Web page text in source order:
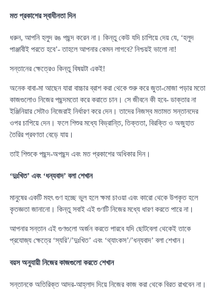
মত প্রকাশের স্বাধীনতা দিন
ধরুন, আপনি হলুদ রঙ পছন্দ করেন না। কিন্তু কেউ যদি চাপিয়ে দেয় যে, ‘হলুদ
পাঞ্জাবীই পরতে হবে’- তাহলে আপনার কেমন লাগবে? নিশ্চয়ই ভালো না!
সন্তানের ক্ষেত্রেও কিন্তু বিষয়টা একই!
অনেক বাবা-মা আছেন যারা বাচ্চার ব্রাশ করা থেকে শুরু করে জুতা-মোজা পড়ার মতো
কাজগুলোও নিজের পছন্দমতো করে করাতে চান। সে জীবনে কী হবে- ডাক্তার না
ইঞ্জিনিয়ার সেটাও নিজেরাই নির্ধারণ করে দেন। তাদের নিজস্ব মতামত সন্তানদের
ওপর চাপিয়ে দেন। ফলে শিশুর মধ্যে বিভ্রান্তি, তিক্ততা, বিরক্তি ও অজুহাত
তৈরির প্রবণতা বেড়ে যায়।
তাই শিশুকে পছন্দ-অপছন্দ এবং মত প্রকাশের অধিকার দিন।
‘দুঃখিত’ এবং ‘ধন্যবাদ’ বলা শেখান
মানুষের একটি মহৎ গুণ হচ্ছে ভুল হলে ক্ষমা চাওয়া এবং কারো থেকে উপকৃত হলে
কৃতজ্ঞতা জানানো। কিন্তু সবাই এই গুণটি নিজের মধ্যে ধারণ করতে পারে না।
আপনার সন্তান এই গুণগুলো অর্জন করতে পারবে যদি ছোটবেলা থেকেই তাকে
প্রযোজ্য ক্ষেত্রে ‘স্যরি’/’দুঃখিত’ এবং ‘থ্যাংকস’/’ধন্যবাদ’ বলা শেখান।
বয়স অনুযায়ী নিজের কাজগুলো করতে শেখান
সন্তানকে অতিরিক্ত আদর-আহ্লাদ দিয়ে নিজের কাজ করা থেকে বিরত রাখবেন না।